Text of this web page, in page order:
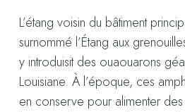
L’étang voisin du bâtiment
surnommé l’Étang aux
y introduisit des ouaouarons
Louisiane. À l’époque, ces
en conserve pour alimenter